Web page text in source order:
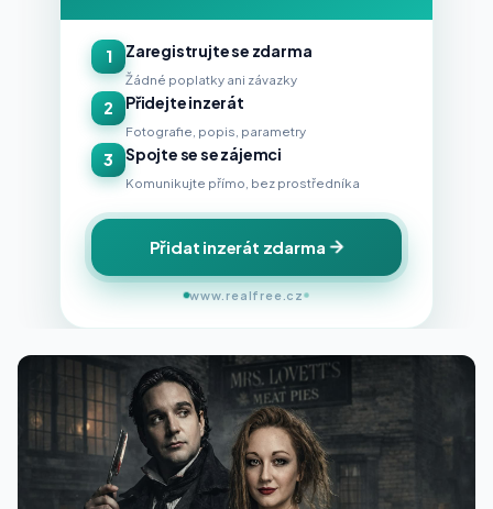
1 Zaregistrujte se zdarma
Žádné poplatky ani závazky
2 Přidejte inzerát
Fotografie, popis, parametry
3 Spojte se se zájemci
Komunikujte přímo, bez prostředníka
Přidat inzerát zdarma
www.realfree.cz